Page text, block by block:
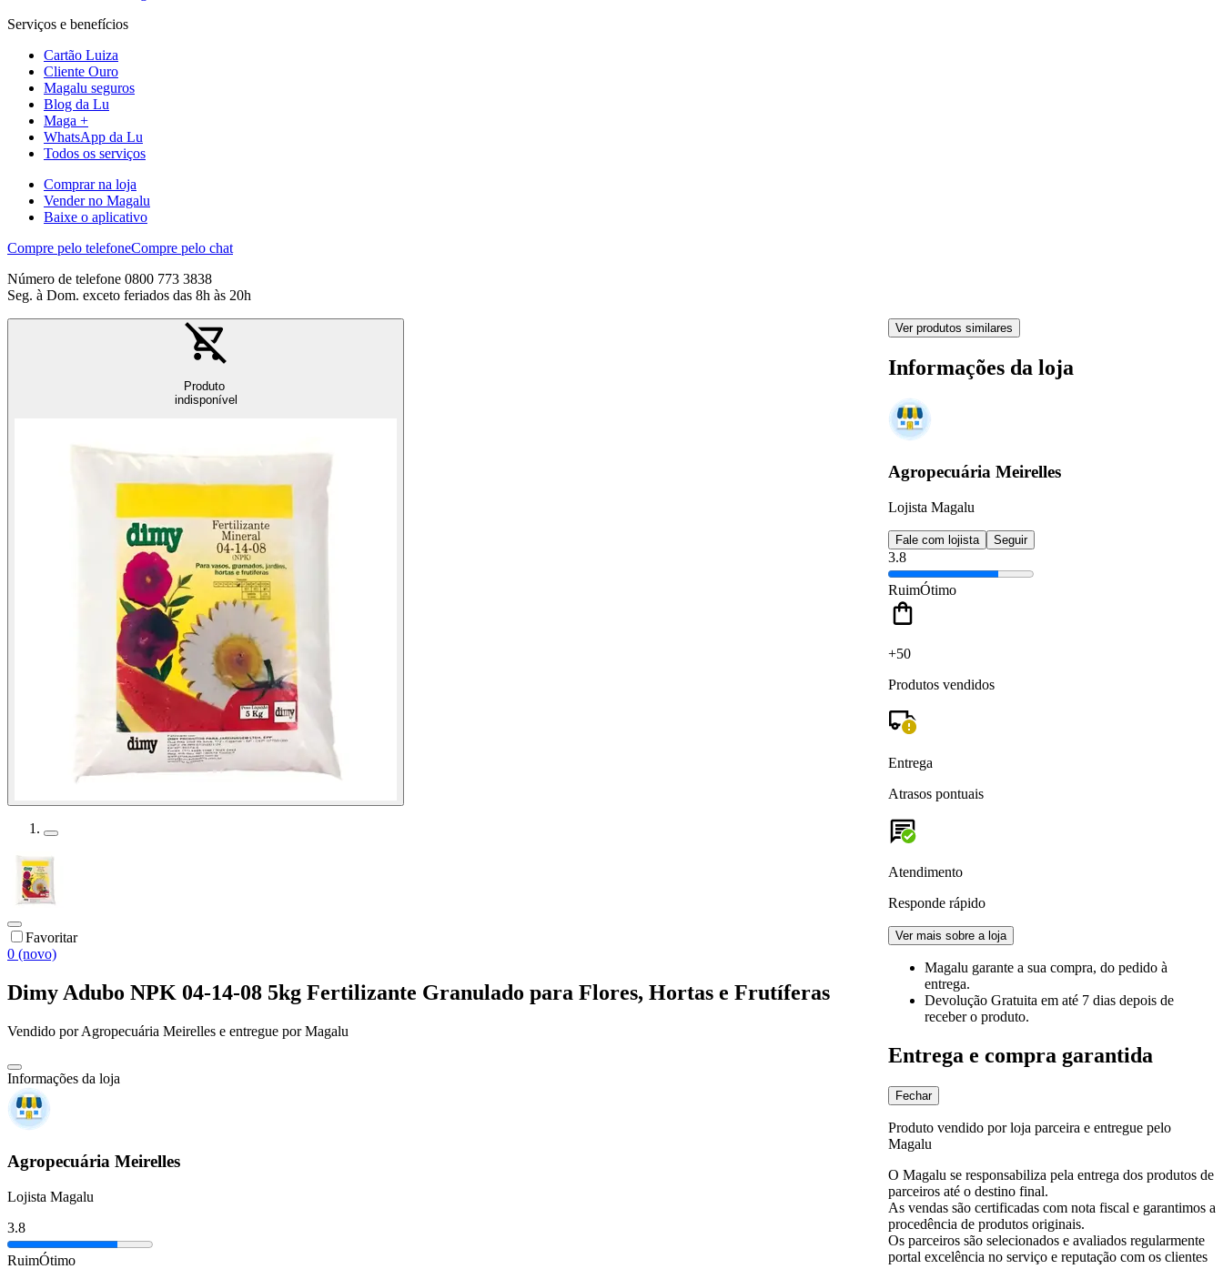
Serviços e benefícios
Cartão Luiza
Cliente Ouro
Magalu seguros
Blog da Lu
Maga +
WhatsApp da Lu
Todos os serviços
Comprar na loja
Vender no Magalu
Baixe o aplicativo
Compre pelo telefoneCompre pelo chat
Número de telefone 0800 773 3838
Seg. à Dom. exceto feriados das 8h às 20h
Produto
indisponível
Favoritar
0 (novo)
Dimy Adubo NPK 04-14-08 5kg Fertilizante Granulado para Flores, Hortas e Frutíferas
Vendido porAgropecuária Meirelles e entregue por Magalu
Informações da loja
Agropecuária Meirelles
Lojista Magalu
3.8
RuimÓtimo
Ver produtos similares
Informações da loja
Agropecuária Meirelles
Lojista Magalu
Fale com lojista Seguir
3.8
RuimÓtimo
+50
Produtos vendidos
Entrega
Atrasos pontuais
Atendimento
Responde rápido
Ver mais sobre a loja
Magalu garante a sua compra, do pedido à
entrega.
Devolução Gratuita em até 7 dias depois de
receber o produto.
Entrega e compra garantida
Fechar
Produto vendido por loja parceira e entregue pelo
Magalu
O Magalu se responsabiliza pela entrega dos produtos de
parceiros até o destino final.
As vendas são certificadas com nota fiscal e garantimos a
procedência de produtos originais.
Os parceiros são selecionados e avaliados regularmente
portal excelência no serviço e reputação com os clientes